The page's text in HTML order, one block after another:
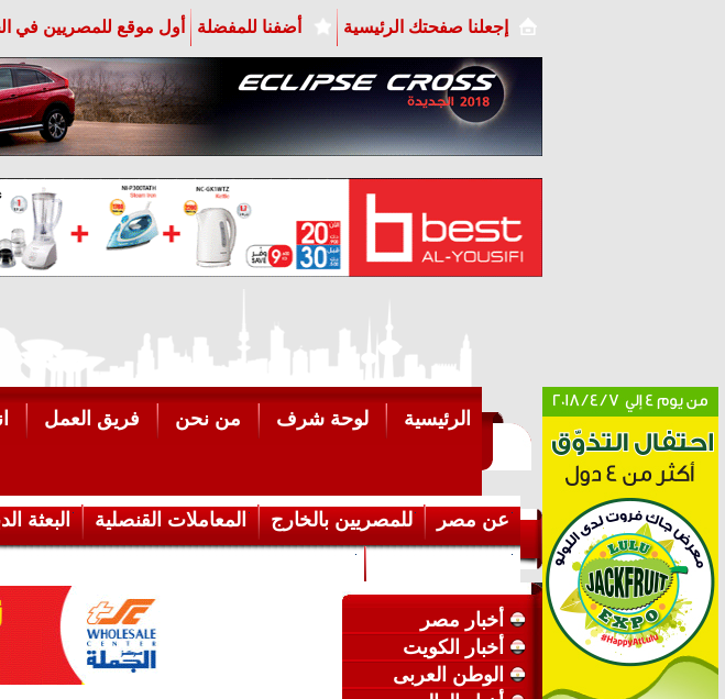
إجعلنا صفحتك الرئيسية أضفنا للمفضلة أول موقع للمصريين في
الرئيسية لوحة شرف من نحن فريق العمل
عن مصر للمصريين بالخارج المعاملات القنصلية البعثة
أخبار مصر
أخبار الكويت
الوطن العربى